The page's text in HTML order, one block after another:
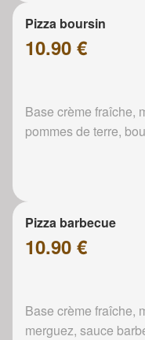
Pizza boursin
10.90 €
Base crème fraîche,
pommes de terre,
Pizza barbecue
10.90 €
Base crème fraîche,
merguez, sauce